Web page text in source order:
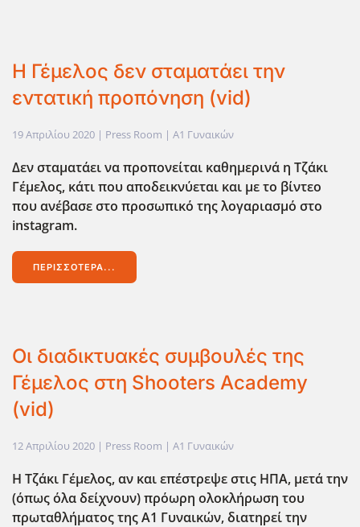
Η Γέμελος δεν σταματάει την
εντατική προπόνηση (vid)
19 Απριλίου 2020 | Press Room | Α1 Γυναικών
Δεν σταματάει να προπονείται καθημερινά η Τζάκι
Γέμελος, κάτι που αποδεικνύεται και με το βίντεο
που ανέβασε στο προσωπικό της λογαριασμό στο
instagram.
ΠΕΡΙΣΣΌΤΕΡΑ...
Οι διαδικτυακές συμβουλές της
Γέμελος στη Shooters Academy
(vid)
12 Απριλίου 2020 | Press Room | Α1 Γυναικών
H Τζάκι Γέμελος, αν και επέστρεψε στις ΗΠΑ, μετά την
(όπως όλα δείχνουν) πρόωρη ολοκλήρωση του
πρωταθλήματος της Α1 Γυναικών, διατηρεί την